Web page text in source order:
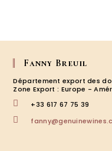
Fanny Breuil
Département export des
Zone Export : Europe -
+33 617 67 75 39